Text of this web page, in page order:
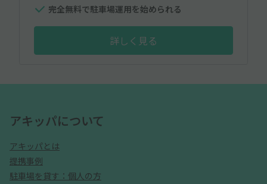
完全無料で駐車場運用を始められる
詳しく見る
アキッパについて
アキッパとは
提携事例
駐車場を貸す：個人の方